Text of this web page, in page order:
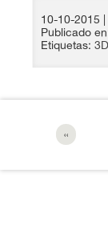
10-10-2015
Publicado
Etiquetas:
‹‹